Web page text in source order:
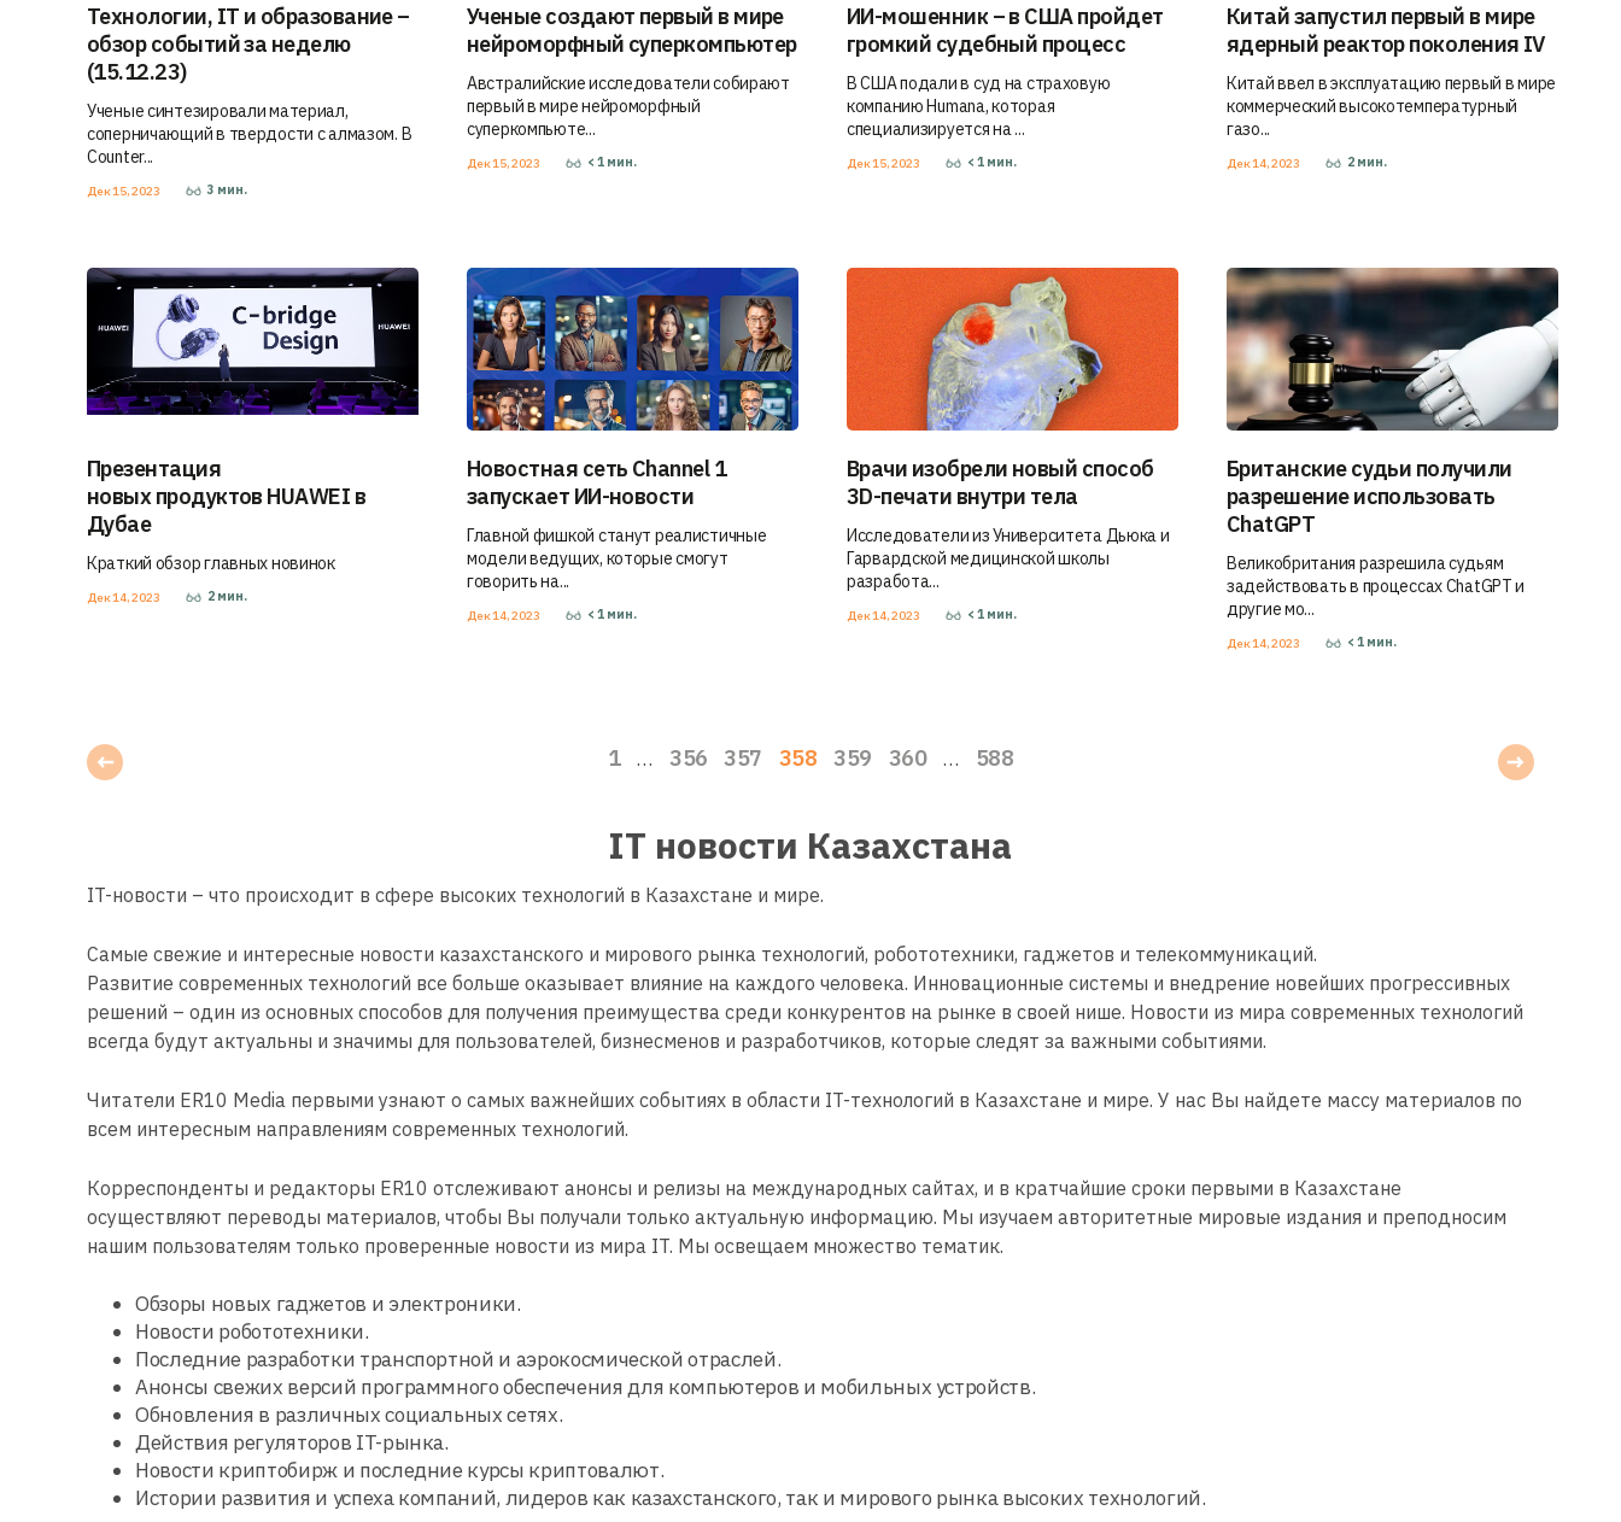
Технологии, IT и образование –
обзор событий за неделю
(15.12.23)
Ученые синтезировали материал,
соперничающий в твердости с алмазом. В
Counter...
Дек 15, 2023 3 мин.
Ученые создают первый в мире
нейроморфный суперкомпьютер
Австралийские исследователи собирают
первый в мире нейроморфный
суперкомпьюте...
Дек 15, 2023 < 1 мин.
ИИ-мошенник – в США пройдет
громкий судебный процесс
В США подали в суд на страховую
компанию Humana, которая
специализируется на ...
Дек 15, 2023 < 1 мин.
Китай запустил первый в мире
ядерный реактор поколения IV
Китай ввел в эксплуатацию первый в мире
коммерческий высокотемпературный
газо...
Дек 14, 2023 2 мин.
Презентация
новых продуктов HUAWEI в
Дубае
Краткий обзор главных новинок
Дек 14, 2023 2 мин.
Новостная сеть Channel 1
запускает ИИ-новости
Главной фишкой станут реалистичные
модели ведущих, которые смогут
говорить на...
Дек 14, 2023 < 1 мин.
Врачи изобрели новый способ
3D-печати внутри тела
Исследователи из Университета Дьюка и
Гарвардской медицинской школы
разработа...
Дек 14, 2023 < 1 мин.
Британские судьи получили
разрешение использовать
ChatGPT
Великобритания разрешила судьям
задействовать в процессах ChatGPT и
другие мо...
Дек 14, 2023 < 1 мин.
1 … 356 357 358 359 360 … 588
IT новости Казахстана
IT-новости – что происходит в сфере высоких технологий в Казахстане и мире.
Самые свежие и интересные новости казахстанского и мирового рынка технологий, робототехники, гаджетов и телекоммуникаций.
Развитие современных технологий все больше оказывает влияние на каждого человека. Инновационные системы и внедрение новейших прогрессивных
решений – один из основных способов для получения преимущества среди конкурентов на рынке в своей нише. Новости из мира современных технологий
всегда будут актуальны и значимы для пользователей, бизнесменов и разработчиков, которые следят за важными событиями.
Читатели ER10 Media первыми узнают о самых важнейших событиях в области IT-технологий в Казахстане и мире. У нас Вы найдете массу материалов по
всем интересным направлениям современных технологий.
Корреспонденты и редакторы ER10 отслеживают анонсы и релизы на международных сайтах, и в кратчайшие сроки первыми в Казахстане
осуществляют переводы материалов, чтобы Вы получали только актуальную информацию. Мы изучаем авторитетные мировые издания и преподносим
нашим пользователям только проверенные новости из мира IT. Мы освещаем множество тематик.
Обзоры новых гаджетов и электроники.
Новости робототехники.
Последние разработки транспортной и аэрокосмической отраслей.
Анонсы свежих версий программного обеспечения для компьютеров и мобильных устройств.
Обновления в различных социальных сетях.
Действия регуляторов IT-рынка.
Новости криптобирж и последние курсы криптовалют.
Истории развития и успеха компаний, лидеров как казахстанского, так и мирового рынка высоких технологий.